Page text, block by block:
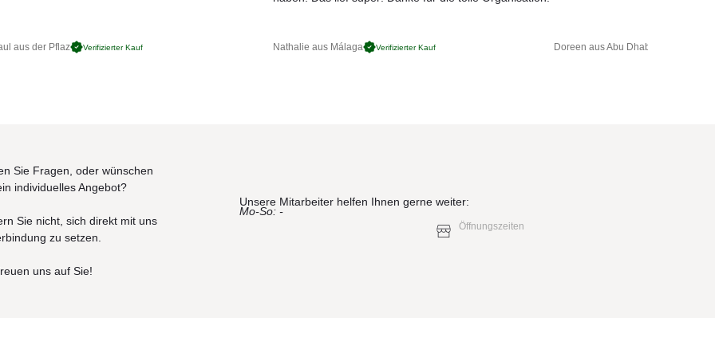
aus der Pflaz Verifizierter Kauf Nathalie aus Málaga Verifizierter Kauf Doreen aus Abu Dhabi
Sie Fragen, oder wünschen
individuelles Angebot?
Sie nicht, sich direkt mit uns
zu setzen.
uns auf Sie!
Unsere Mitarbeiter helfen Ihnen gerne weiter:
Mo-So: -
Öffnungszeiten